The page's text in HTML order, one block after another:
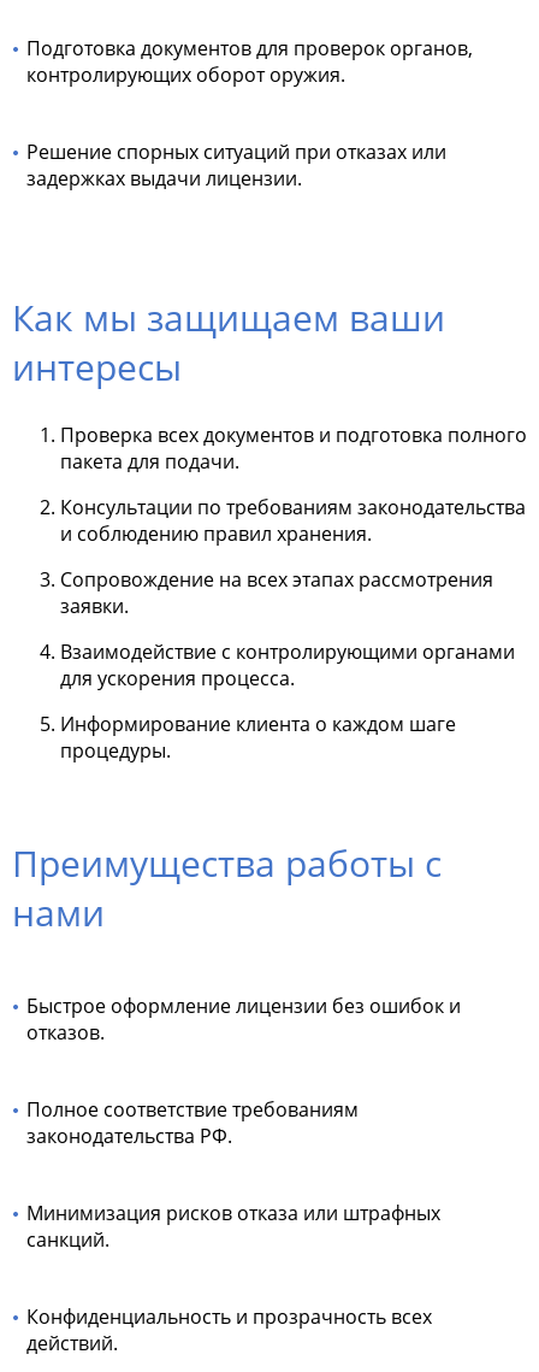
Подготовка документов для проверок органов,
контролирующих оборот оружия.
Решение спорных ситуаций при отказах или
задержках выдачи лицензии.
Как мы защищаем ваши
интересы
Проверка всех документов и подготовка полного
пакета для подачи.
Консультации по требованиям законодательства
и соблюдению правил хранения.
Сопровождение на всех этапах рассмотрения
заявки.
Взаимодействие с контролирующими органами
для ускорения процесса.
Информирование клиента о каждом шаге
процедуры.
Преимущества работы с
нами
Быстрое оформление лицензии без ошибок и
отказов.
Полное соответствие требованиям
законодательства РФ.
Минимизация рисков отказа или штрафных
санкций.
Конфиденциальность и прозрачность всех
действий.